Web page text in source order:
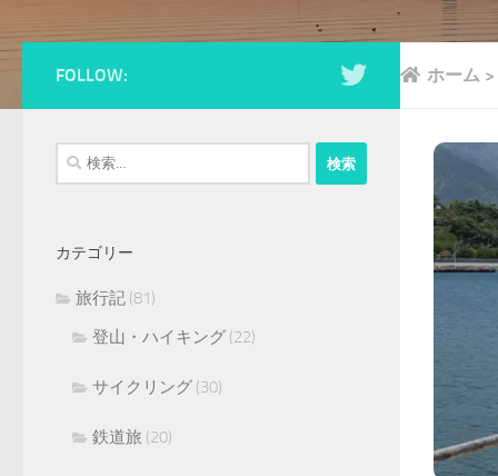
ホーム >
FOLLOW:
検
索:
カテゴリー
旅行記 (81)
登山・ハイキング (22)
サイクリング (30)
鉄道旅 (20)